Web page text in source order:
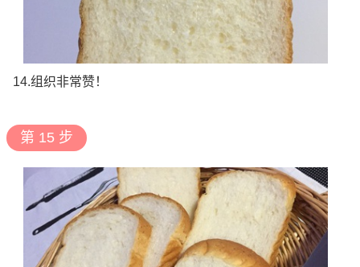
14.组织非常赞！
第 15 步